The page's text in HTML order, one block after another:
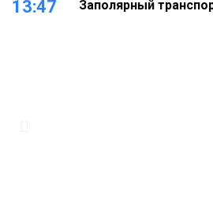
13:47
Заполярный